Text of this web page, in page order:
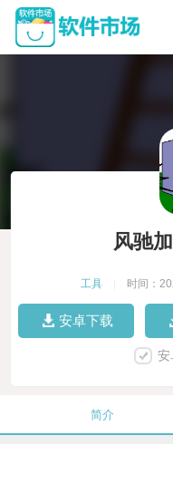
风驰
工具 时间：
安卓下载
安
简介